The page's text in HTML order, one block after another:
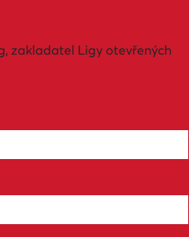
zakladatel Ligy otevřených